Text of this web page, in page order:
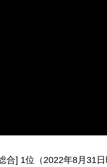
合] 1位（2022年8月31日